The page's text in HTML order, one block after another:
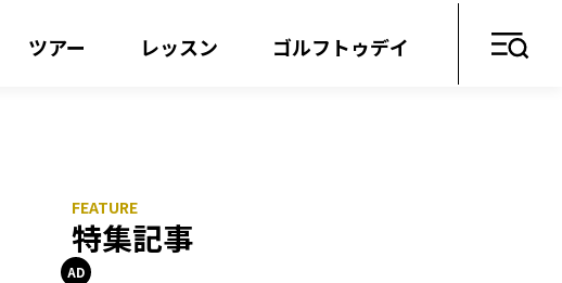
ツアー レッスン ゴルフトゥデイ
特集記事